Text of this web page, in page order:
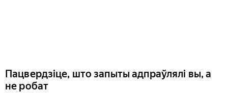
Пацвердзіце, што запыты адпраўлялі вы, а
не робат